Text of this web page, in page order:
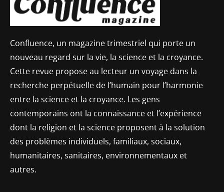
Confluence, un magazine trimestriel qui porte un
nouveau regard sur la vie, la science et la croyance.
Cette revue propose au lecteur un voyage dans la
recherche perpétuelle de l’humain pour l’harmonie
entre la science et la croyance. Les gens
contemporains ont la connaissance et l’expérience
dont la religion et la science proposent à la solution
des problèmes individuels, familiaux, sociaux,
humanitaires, sanitaires, environnementaux et
autres.